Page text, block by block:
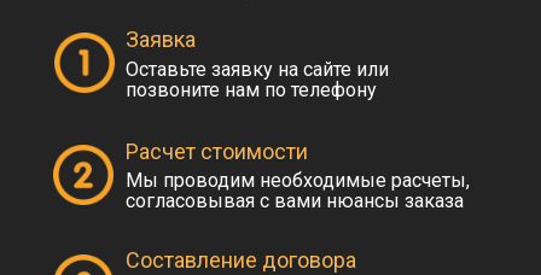
Заявка
Расчет стоимости
Составление договора
Оставьте заявку на сайте или
позвоните нам по телефону
Мы проводим необходимые расчеты,
согласовывая с вами нюансы заказа